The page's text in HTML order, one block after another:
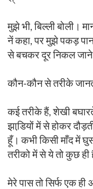
मुझे भी, बिल्ली बोली।
नें कहा, पर मुझे पकड़
से बचकर दूर निकल
कौन-कौन से तरीके
कई तरीके हैं, शेखी
झाडि़यों में से होकर
हूँ। कभी किसी माँद में
तरीको में से ये तो कुछ ही
मेरे पास तो सिर्फ एक ही